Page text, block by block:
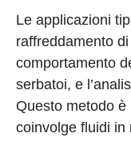
Le applicazioni
raffreddamento
comportamento
serbatoi, e
Questo metodo
coinvolge fluidi in